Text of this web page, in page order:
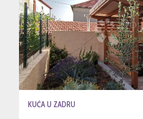
KUĆA U ZADRU